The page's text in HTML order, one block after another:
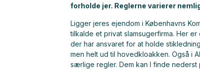
forholde jer. Reglerne varierer
Ligger jeres ejendom i Københavns
tilkalde et privat slamsugerfirma. Her
der har ansvaret for at holde
men helt ud til hovedkloakken. Også i
særlige regler. Dem kan I finde nederst